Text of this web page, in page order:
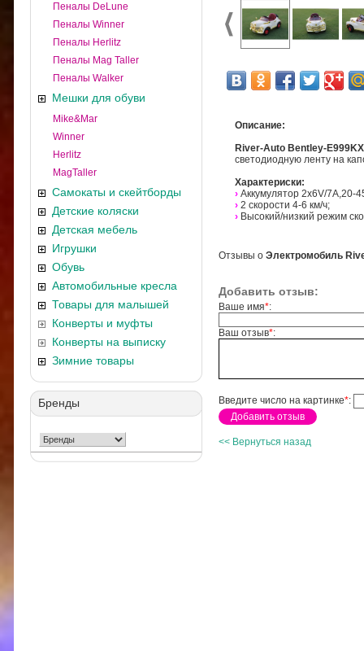
Пеналы DeLune
Пеналы Winner
Пеналы Herlitz
Пеналы Mag Taller
Пеналы Walker
Мешки для обуви
Mike&Mar
Winner
Herlitz
MagTaller
Самокаты и скейтборды
Детские коляски
Детская мебель
Игрушки
Обувь
Автомобильные кресла
Товары для малышей
Конверты и муфты
Конверты на выписку
Зимние товары
Бренды
Описание:
River-Auto Bentley-
светодиодную ленту на
Характериски:
› Аккумулятор 2х6V/7A,20-
› 2 скорости 4-6 км/ч;
› Высокий/низкий режим
Отзывы о Электромобиль
Добавить отзыв:
Ваше имя*:
Ваш отзыв*:
Введите число на картинке*:
<< Вернуться назад